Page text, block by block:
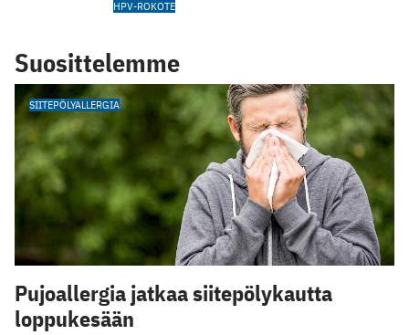
HPV-ROKOTE
Suosittelemme
SIITEPÖLYALLERGIA
Pujoallergia jatkaa siitepölykautta
loppukesään